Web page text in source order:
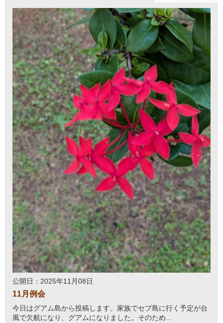
公開日：2025年11月08日
11月例会
今日はグアム島から投稿します。家族でセブ島に行く予定が台
風で欠航になり、グアムになりました。そのため...